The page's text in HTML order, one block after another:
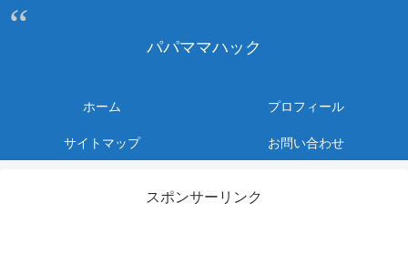
パパママハック
ホーム
プロフィール
サイトマップ
お問い合わせ
スポンサーリンク